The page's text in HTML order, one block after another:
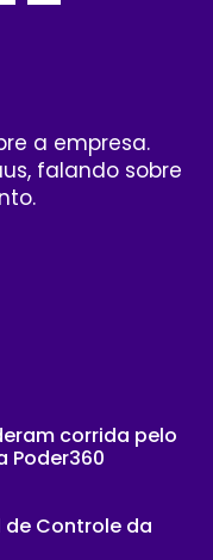
a empresa.
falando sobre
corrida pelo
Poder360
de Controle da